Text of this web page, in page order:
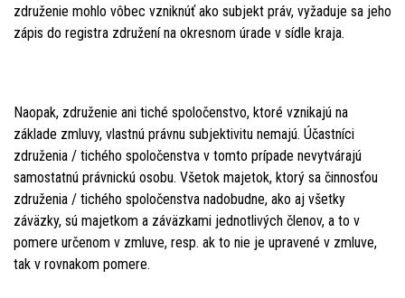
združenie mohlo vôbec vzniknúť ako subjekt práv, vyžaduje sa jeho
zápis do registra združení na okresnom úrade v sídle kraja.
Naopak, združenie ani tiché spoločenstvo, ktoré vznikajú na
základe zmluvy, vlastnú právnu subjektivitu nemajú. Účastníci
združenia / tichého spoločenstva v tomto prípade nevytvárajú
samostatnú právnickú osobu. Všetok majetok, ktorý sa činnosťou
združenia / tichého spoločenstva nadobudne, ako aj všetky
záväzky, sú majetkom a záväzkami jednotlivých členov, a to v
pomere určenom v zmluve, resp. ak to nie je upravené v zmluve,
tak v rovnakom pomere.